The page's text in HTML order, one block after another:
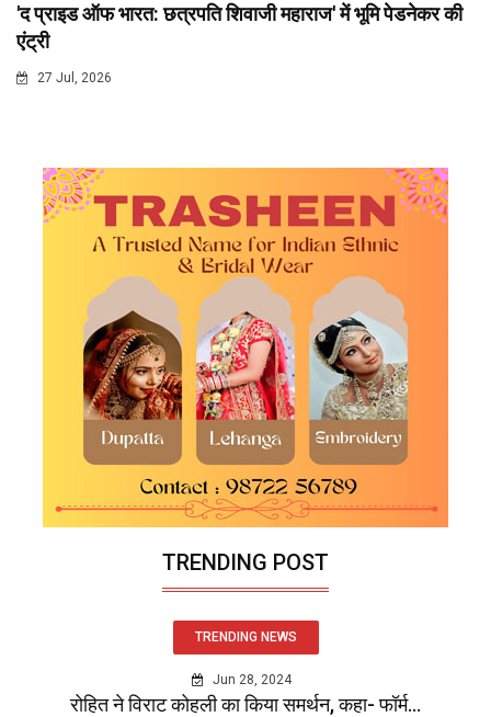
'द प्राइड ऑफ भारत: छत्रपति शिवाजी महाराज' में भूमि पेडनेकर की
एंट्री
27 Jul, 2026
TRENDING POST
TRENDING NEWS
Jun 28, 2024
रोहित ने विराट कोहली का किया समर्थन, कहा- फॉर्म...